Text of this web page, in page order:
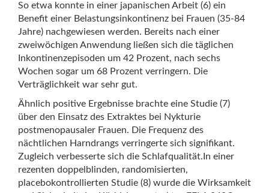
So etwa konnte in einer japanischen Arbeit (6) ein
Benefit einer Belastungsinkontinenz bei Frauen (35-84
Jahre) nachgewiesen werden. Bereits nach einer
zweiwöchigen Anwendung ließen sich die täglichen
Inkontinenzepisoden um 42 Prozent, nach sechs
Wochen sogar um 68 Prozent verringern. Die
Verträglichkeit war sehr gut.
Ähnlich positive Ergebnisse brachte eine Studie (7)
über den Einsatz des Extraktes bei Nykturie
postmenopausaler Frauen. Die Frequenz des
nächtlichen Harndrangs verringerte sich signifikant.
Zugleich verbesserte sich die Schlafqualität.In einer
rezenten doppelblinden, randomisierten,
placebokontrollierten Studie (8) wurde die Wirksamkeit